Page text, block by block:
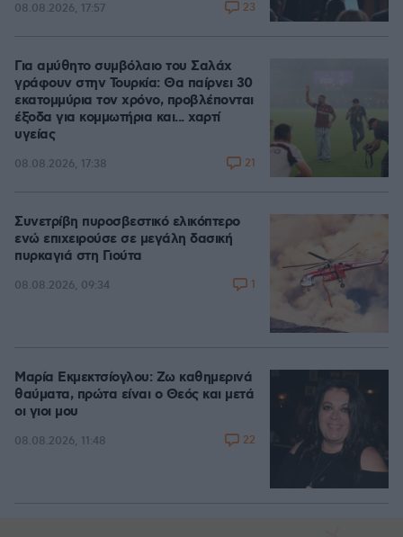
08.08.2026, 17:57 23
Για αμύθητο συμβόλαιο του Σαλάχ
γράφουν στην Τουρκία: Θα παίρνει 30
εκατομμύρια τον χρόνο, προβλέπονται
έξοδα για κομμωτήρια και... χαρτί
υγείας
08.08.2026, 17:38 21
Συνετρίβη πυροσβεστικό ελικόπτερο
ενώ επιχειρούσε σε μεγάλη δασική
πυρκαγιά στη Γιούτα
08.08.2026, 09:34 1
Μαρία Εκμεκτσίογλου: Ζω καθημερινά
θαύματα, πρώτα είναι ο Θεός και μετά
οι γιοι μου
08.08.2026, 11:48 22